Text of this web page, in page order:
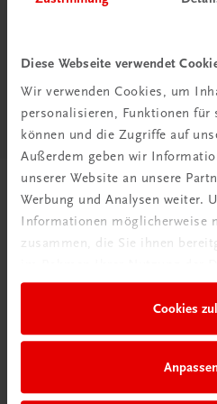
Diese Webseite verwendet
Wir verwenden Cookies, um
personalisieren, Funktionen für
können und die Zugriffe auf
Außerdem geben wir
unserer Website an unsere
Werbung und Analysen weiter.
Informationen möglicherweise
zusammen, die Sie ihnen
Cookies
Diese Seite
Passende Produkte